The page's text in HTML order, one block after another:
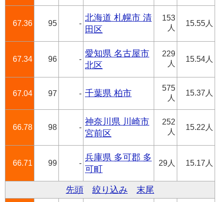
67.36 95 -
北海道 札幌市 清
田区
153
人
15.55人
67.34 96 -
愛知県 名古屋市
北区
229
人
15.54人
67.04 97 - 千葉県 柏市
575
人
15.37人
66.78 98 -
神奈川県 川崎市
宮前区
252
人
15.22人
66.71 99 -
兵庫県 多可郡 多
可町
29人 15.17人
先頭 絞り込み 末尾